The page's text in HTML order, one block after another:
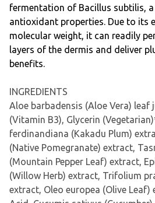
fermentation of Bacillus subtilis,
antioxidant properties. Due to its
molecular weight, it can readily
layers of the dermis and deliver
benefits.
INGREDIENTS
Aloe barbadensis (Aloe Vera) leaf
(Vitamin B3), Glycerin
ferdinandiana (Kakadu Plum)
(Native Pomegranate) extract,
(Mountain Pepper Leaf) extract,
(Willow Herb) extract, Trifolium
extract, Oleo europea (Olive Leaf)